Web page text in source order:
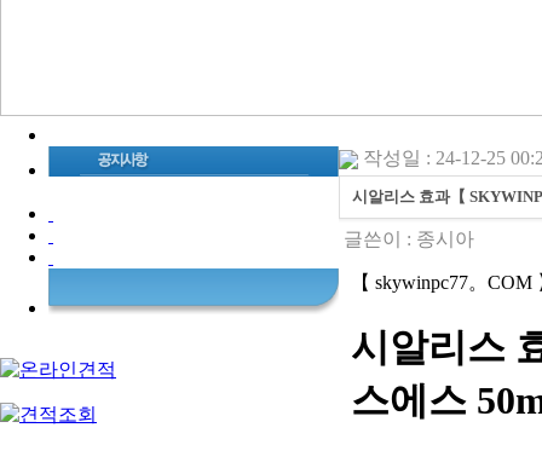
작성일 : 24-12-25
시알리스 효과【
글쓴이 : 종시아
【 skywinpc77。COM
시알리스
스에스